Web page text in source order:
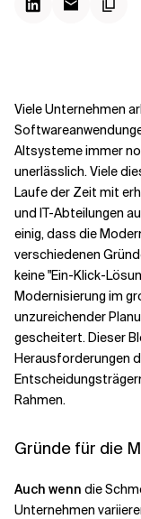
Verwandte Themen
Viele Unternehmen
Altsysteme immer
unerlässlich. Viele
Laufe der Zeit mit
und IT-Abteilungen
einig, dass die
verschiedenen
keine "Ein-Klick-
Modernisierung im
unzureichender
gescheitert. Dieser
Herausforderungen
Rahmen.
Gründe für die
Auch wenn die
Unternehmen